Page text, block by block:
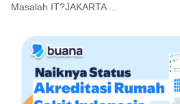
Masalah IT?JAKARTA ...